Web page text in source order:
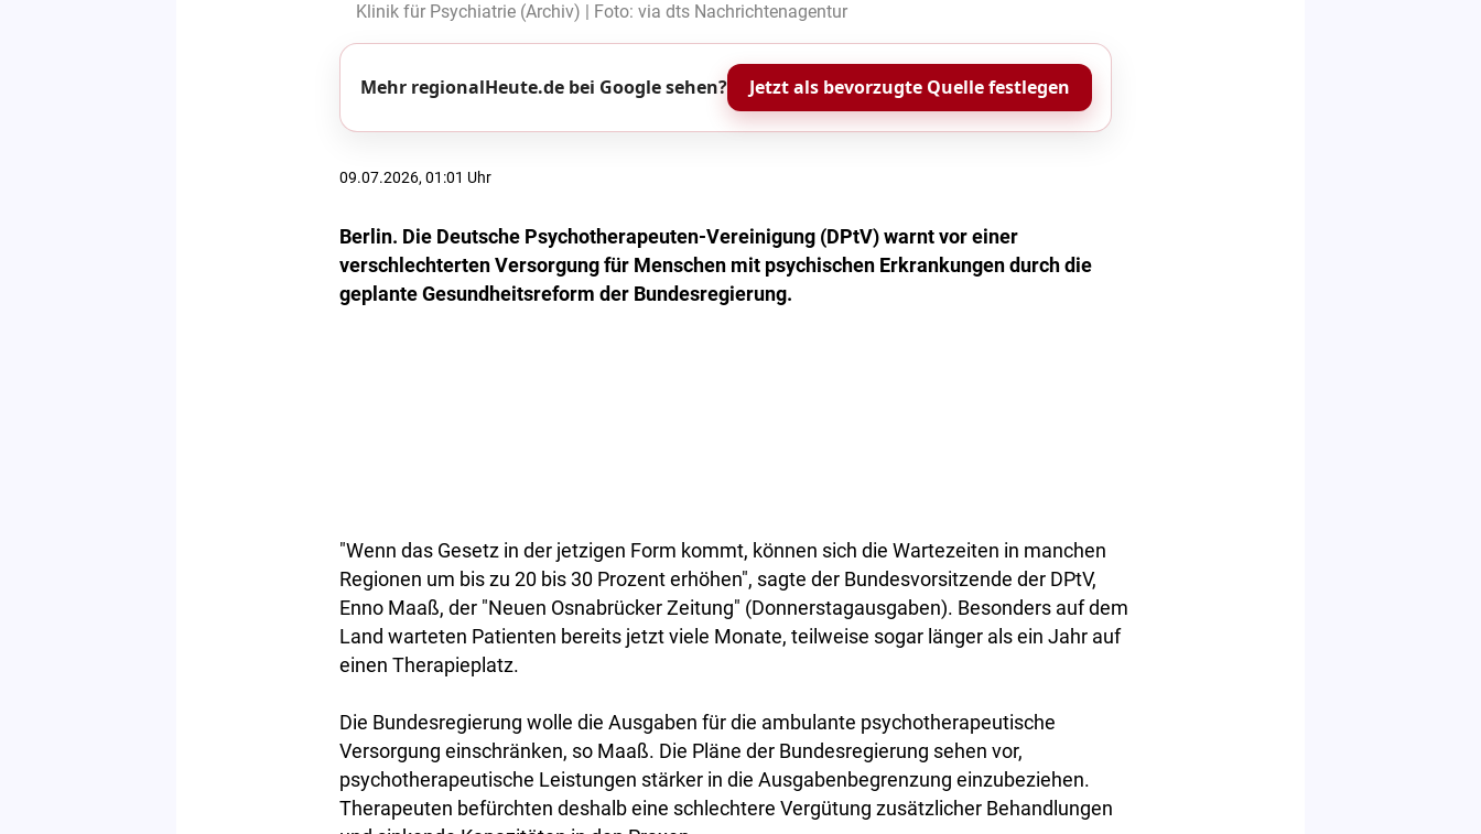
Klinik für Psychiatrie (Archiv) | Foto: via dts Nachrichtenagentur
Mehr regionalHeute.de bei Google sehen? Jetzt als bevorzugte Quelle festlegen
09.07.2026, 01:01 Uhr
Berlin. Die Deutsche Psychotherapeuten-Vereinigung (DPtV) warnt vor einer
verschlechterten Versorgung für Menschen mit psychischen Erkrankungen durch die
geplante Gesundheitsreform der Bundesregierung.
"Wenn das Gesetz in der jetzigen Form kommt, können sich die Wartezeiten in manchen
Regionen um bis zu 20 bis 30 Prozent erhöhen", sagte der Bundesvorsitzende der DPtV,
Enno Maaß, der "Neuen Osnabrücker Zeitung" (Donnerstagausgaben). Besonders auf dem
Land warteten Patienten bereits jetzt viele Monate, teilweise sogar länger als ein Jahr auf
einen Therapieplatz.
Die Bundesregierung wolle die Ausgaben für die ambulante psychotherapeutische
Versorgung einschränken, so Maaß. Die Pläne der Bundesregierung sehen vor,
psychotherapeutische Leistungen stärker in die Ausgabenbegrenzung einzubeziehen.
Therapeuten befürchten deshalb eine schlechtere Vergütung zusätzlicher Behandlungen